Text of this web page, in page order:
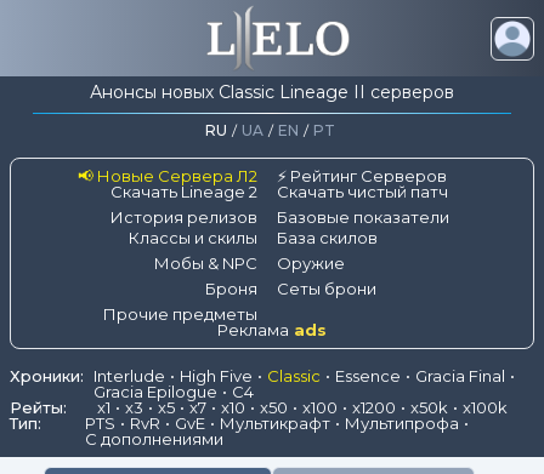
Анонсы новых Classic Lineage II серверов
RU / UA / EN / PT
📢 Новые Сервера Л2
⚡ Рейтинг Серверов
Скачать Lineage 2
Скачать чистый патч
История релизов
Базовые показатели
Классы и скилы
База скилов
Мобы & NPC
Оружие
Броня
Сеты брони
Прочие предметы
Реклама ads
Хроники: Interlude High Five Classic Essence
Gracia Final
Gracia Epilogue
C4
Рейты:
x1 x3 x5 x7 x10 x50 x100 x1200 x50k
x100k
Тип:
PTS RvR GvE Мультикрафт
Мультипрофа
С дополнениями